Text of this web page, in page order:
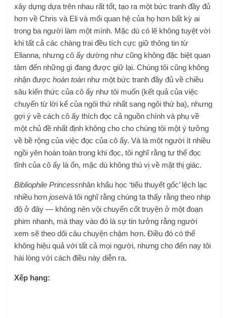
xây dựng dựa trên nhau rất tốt, tạo ra một bức tranh đầy đủ
hơn về Chris và Eli và mối quan hệ của họ hơn bất kỳ ai
trong ba người làm một mình. Mặc dù có lẽ không tuyệt vời
khi tất cả các chàng trai đều tích cực giữ thông tin từ
Elianna, nhưng cô ấy dường như cũng không đặc biệt quan
tâm đến những gì đang được giữ lại. Chúng tôi cũng không
nhận đượchoàn toàn như một bức tranh đầy đủ về chiều
sâu kiến ​​thức của cô ấy như tôi muốn (kết quả của việc
chuyển từ lời kể của ngôi thứ nhất sang ngôi thứ ba), nhưng
gợi ý về cách cô ấy thích đọc cả nguồn chính và phụ về
một chủ đề nhất định không cho cho chúng tôi một ý tưởng
về bề rộng của việc đọc của cô ấy. Và là một người ít nhiều
ngồi yên hoàn toàn trong khi đọc, tôi nghĩ rằng tư thế đọc
tĩnh của cô ấy là ổn, mặc dù không thú vị về mặt thị giác.
Bibliophile Princessnhân khẩu học ‘tiểu thuyết gốc’ lệch lạc
nhiều hơnjoseivà tôi nghĩ rằng chúng ta thấy rằng theo nhịp
độ ở đây — không nên vội chuyển cốt truyện ở một đoạn
phim nhanh, mà thay vào đó là sự tin tưởng rằng người
xem sẽ theo dõi câu chuyện chậm hơn. Điều đó có thể
không hiệu quả với tất cả mọi người, nhưng cho đến nay tôi
hài lòng với cách điều này diễn ra.
Xếp hạng: